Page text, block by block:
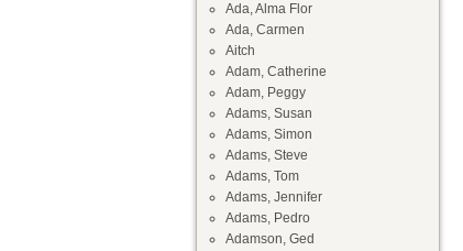
Ada, Alma Flor
Ada, Carmen
Aitch
Adam, Catherine
Adam, Peggy
Adams, Susan
Adams, Simon
Adams, Steve
Adams, Tom
Adams, Jennifer
Adams, Pedro
Adamson, Ged